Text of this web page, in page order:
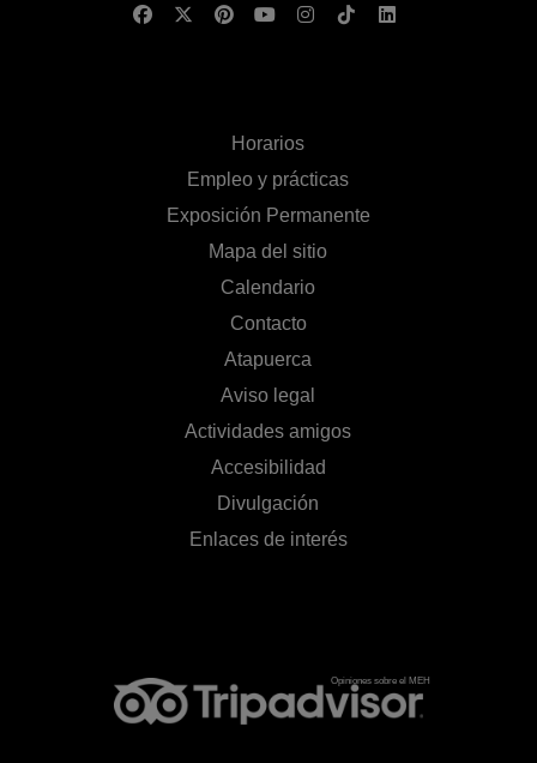
Horarios
Empleo y prácticas
Exposición Permanente
Mapa del sitio
Calendario
Contacto
Atapuerca
Aviso legal
Actividades amigos
Accesibilidad
Divulgación
Enlaces de interés
Opiniones sobre el MEH